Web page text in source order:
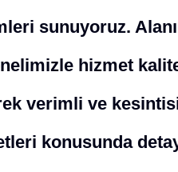
sunuyoruz.
hizmet
verimli ve
konusunda